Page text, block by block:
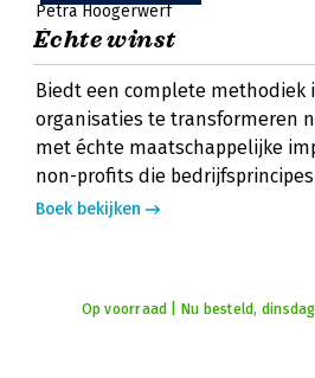
Petra Hoogerwerf
Échte winst
Biedt een complete methodiek
organisaties te transformeren
met échte maatschappelijke
non-profits die
Boek bekijken
Op voorraad | Nu besteld,